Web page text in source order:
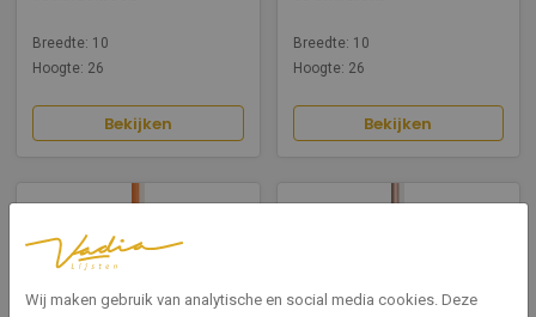
Breedte: 10
Hoogte: 26
Bekijken
Breedte: 10
Hoogte: 26
Bekijken
Wij maken gebruik van analytische en social media cookies. Deze